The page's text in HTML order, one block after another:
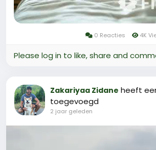
0 Reacties 4K
Please log in to like, share and
Zakariyaa Zidane heeft
toegevoegd
2 jaar geleden